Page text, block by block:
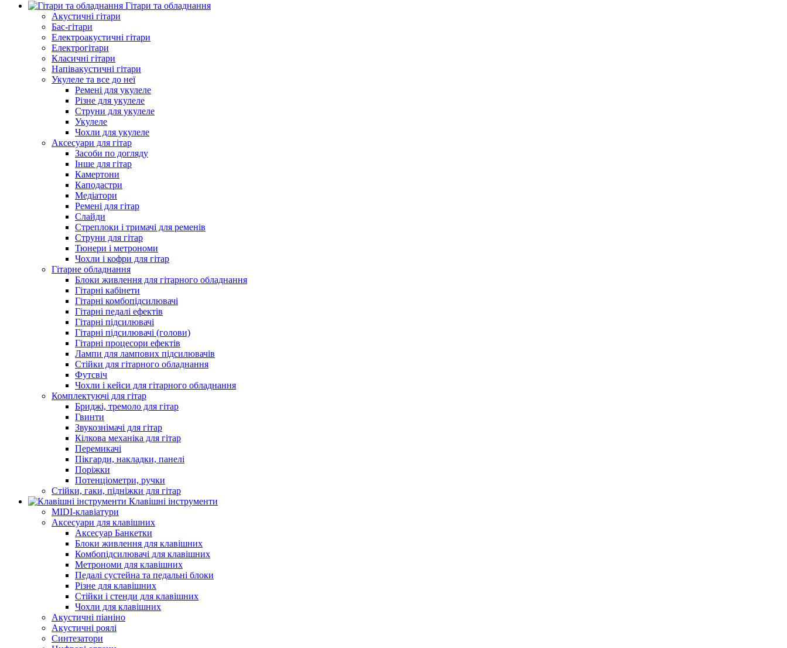
Гітари та обладнання
Акустичні гітари
Бас-гітари
Електроакустичні гітари
Електрогітари
Класичні гітари
Напівакустичні гітари
Укулеле та все до неї
Ремені для укулеле
Різне для укулеле
Струни для укулеле
Укулеле
Чохли для укулеле
Аксесуари для гітар
Засоби по догляду
Інше для гітар
Камертони
Каподастри
Медіатори
Ремені для гітар
Слайди
Стреплоки і тримачі для ременів
Струни для гітар
Тюнери і метрономи
Чохли і кофри для гітар
Гітарне обладнання
Блоки живлення для гітарного обладнання
Гітарні кабінети
Гітарні комбопідсилювачі
Гітарні педалі ефектів
Гітарні підсилювачі
Гітарні підсилювачі (голови)
Гітарні процесори ефектів
Лампи для лампових підсилювачів
Стійки для гітарного обладнання
Футсвіч
Чохли і кейси для гітарного обладнання
Комплектуючі для гітар
Бриджі, тремоло для гітар
Гвинти
Звукознімачі для гітар
Кілкова механіка для гітар
Перемикачі
Пікгарди, накладки, панелі
Поріжки
Потенціометри, ручки
Стійки, гаки, підніжки для гітар
Клавішні інструменти
MIDI-клавіатури
Аксесуари для клавішних
Аксесуар Банкетки
Блоки живлення для клавішних
Комбопідсилювачі для клавішних
Метрономи для клавішних
Педалі сустейна та педальні блоки
Різне для клавішних
Стійки і стенди для клавішних
Чохли для клавішних
Акустичні піаніно
Акустичні роялі
Синтезатори